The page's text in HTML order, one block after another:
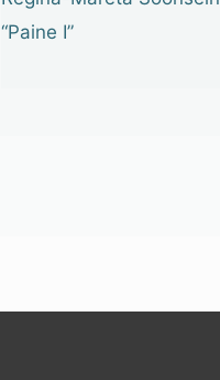
“Paine I”